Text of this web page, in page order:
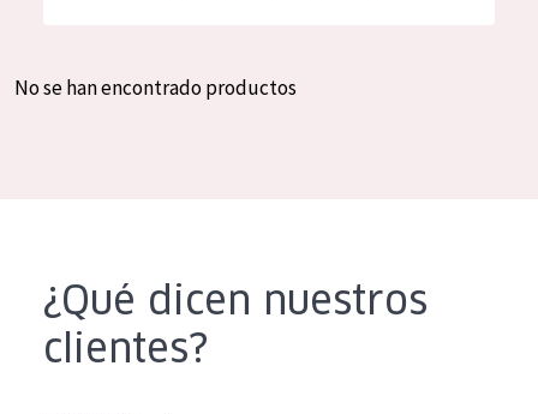
Crema de día
Crema de noche
Spanish
No se han encontrado productos
¿Qué dicen nuestros
clientes?